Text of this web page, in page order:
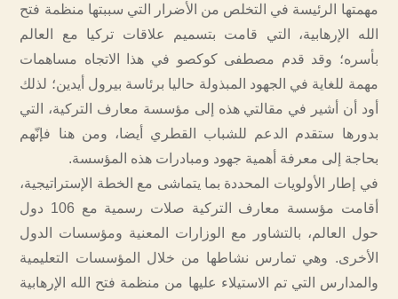
مهمتها الرئيسة في التخلص من الأضرار التي سببتها منظمة فتح
الله الإرهابية، التي قامت بتسميم علاقات تركيا مع العالم
بأسره؛ وقد قدم مصطفى كوكصو في هذا الاتجاه مساهمات
مهمة للغاية في الجهود المبذولة حاليا برئاسة بيرول أيدين؛ لذلك
أود أن أشير في مقالتي هذه إلى مؤسسة معارف التركية، التي
بدورها ستقدم الدعم للشباب القطري أيضا، ومن هنا فإنّهم
بحاجة إلى معرفة أهمية جهود ومبادرات هذه المؤسسة.
في إطار الأولويات المحددة بما يتماشى مع الخطة الإستراتيجية،
أقامت مؤسسة معارف التركية صلات رسمية مع 106 دول
حول العالم، بالتشاور مع الوزارات المعنية ومؤسسات الدول
الأخرى. وهي تمارس نشاطها من خلال المؤسسات التعليمية
والمدارس التي تم الاستيلاء عليها من منظمة فتح الله الإرهابية